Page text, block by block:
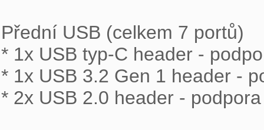
Přední USB (celkem 7 portů)
* 1x USB typ-C header -
* 1x USB 3.2 Gen 1 header -
* 2x USB 2.0 header -